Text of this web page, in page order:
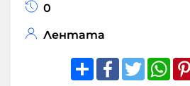
0
Лентата
ShareFacebook
Twitter